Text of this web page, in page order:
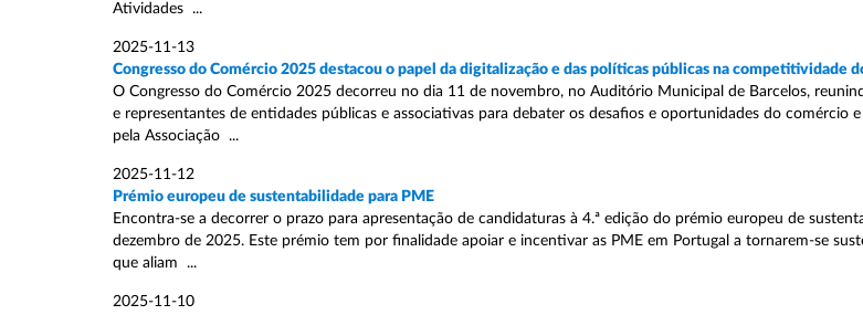
Atividades ...
2025-11-13
Congresso do Comércio 2025 destacou o papel da digitalização e das políticas públicas na competitividade
O Congresso do Comércio 2025 decorreu no dia 11 de novembro, no Auditório Municipal de Barcelos,
e representantes de entidades públicas e associativas para debater os desafios e oportunidades do comércio
pela Associação ...
2025-11-12
Prémio europeu de sustentabilidade para PME
Encontra-se a decorrer o prazo para apresentação de candidaturas à 4.ª edição do prémio europeu de
dezembro de 2025. Este prémio tem por finalidade apoiar e incentivar as PME em Portugal a tornarem-se
que aliam ...
2025-11-10